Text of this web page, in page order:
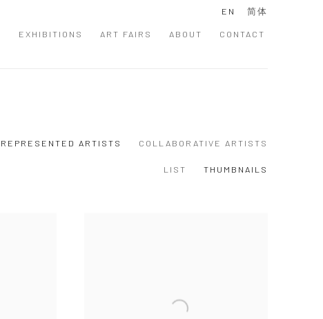
EXHIBITIONS ART FAIRS ABOUT CONTACT
EN 简体
REPRESENTED ARTISTS COLLABORATIVE ARTISTS
LIST THUMBNAILS